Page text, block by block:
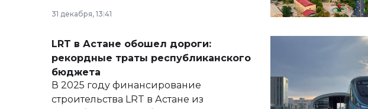
базе нормативных правовых актов и на
сайте маслихат города.
31 декабря, 13:41
LRT в Астане обошел дороги:
рекордные траты республиканского
бюджета
В 2025 году финансирование
строительства LRT в Астане из